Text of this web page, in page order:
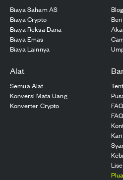
Biaya Saham AS
Biaya Crypto
Biaya Reksa Dana
Biaya Emas
Biaya Lainnya
Blog
Alat
Semua Alat
Konversi Mata Uang
Konverter Crypto